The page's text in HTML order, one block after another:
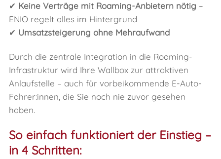
✔ Keine Verträge mit Roaming-Anbietern nötig –
ENIO regelt alles im Hintergrund
✔ Umsatzsteigerung ohne Mehraufwand
Durch die zentrale Integration in die Roaming-
Infrastruktur wird Ihre Wallbox zur attraktiven
Anlaufstelle – auch für vorbeikommende E-Auto-
Fahrer:innen, die Sie noch nie zuvor gesehen
haben.
So einfach funktioniert der Einstieg –
in 4 Schritten: